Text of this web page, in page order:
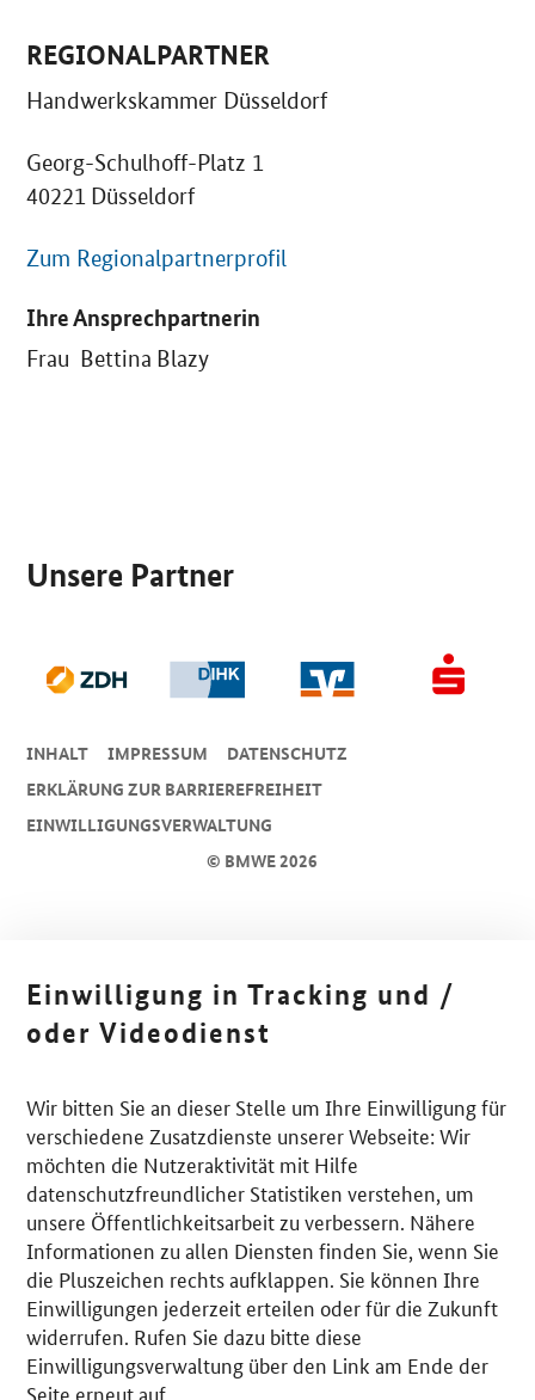
REGIONALPARTNER
Handwerkskammer Düsseldorf
Georg-Schulhoff-Platz 1
40221 Düsseldorf
Zum Regionalpartnerprofil
Ihre Ansprechpartnerin
Frau Bettina Blazy
Unsere Partner
© BMWE 2026
INHALT IMPRESSUM
DA­TEN­SCHUTZ
ERKLÄRUNG ZUR BARRIEREFREIHEIT
EINWILLIGUNGSVERWALTUNG
Einwilligung in Tracking und /
oder Videodienst
Wir bitten Sie an dieser Stelle um Ihre Einwilligung für
verschiedene Zusatzdienste unserer Webseite: Wir
möchten die Nutzeraktivität mit Hilfe
datenschutzfreundlicher Statistiken verstehen, um
unsere Öffentlichkeitsarbeit zu verbessern. Nähere
Informationen zu allen Diensten finden Sie, wenn Sie
die Pluszeichen rechts aufklappen. Sie können Ihre
Einwilligungen jederzeit erteilen oder für die Zukunft
widerrufen. Rufen Sie dazu bitte diese
Einwilligungsverwaltung über den Link am Ende der
Seite erneut auf.